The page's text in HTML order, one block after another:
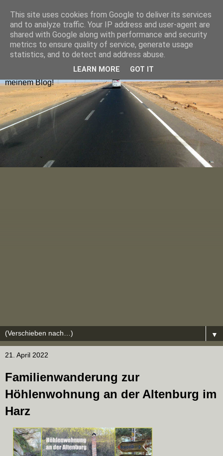
Hugolienchen on Tour
Reiseblogs aus Deutschland und Europa findet ihr nach
Ländern sortiert im Menu oder über die Blog-Karte. Die
neuesten Blogposts lest ihr auf der Startseite. Viel Spaß auf
meinem Blog!
▼
21. April 2022
Familienwanderung zur
Höhlenwohnung an der Altenburg im
Harz
This site uses cookies from Google to deliver its services
and to analyze traffic. Your IP address and user-agent are
shared with Google along with performance and security
metrics to ensure quality of service, generate usage
statistics, and to detect and address abuse.
LEARN MORE GOT IT